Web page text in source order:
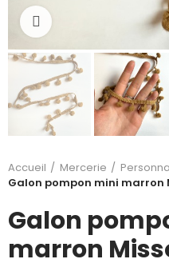
Cliquez pour
Accueil Mercerie
Galon pompon mini marron
Galon
marron